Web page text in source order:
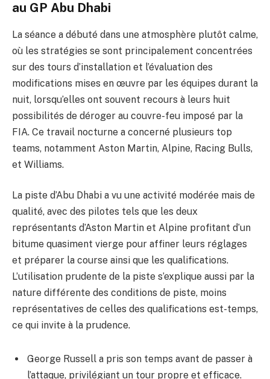
au GP Abu Dhabi
La séance a débuté dans une atmosphère plutôt calme,
où les stratégies se sont principalement concentrées
sur des tours d’installation et l’évaluation des
modifications mises en œuvre par les équipes durant la
nuit, lorsqu’elles ont souvent recours à leurs huit
possibilités de déroger au couvre-feu imposé par la
FIA. Ce travail nocturne a concerné plusieurs top
teams, notamment Aston Martin, Alpine, Racing Bulls,
et Williams.
La piste d’Abu Dhabi a vu une activité modérée mais de
qualité, avec des pilotes tels que les deux
représentants d’Aston Martin et Alpine profitant d’un
bitume quasiment vierge pour affiner leurs réglages
et préparer la course ainsi que les qualifications.
L’utilisation prudente de la piste s’explique aussi par la
nature différente des conditions de piste, moins
représentatives de celles des qualifications est-temps,
ce qui invite à la prudence.
George Russell a pris son temps avant de passer à
l’attaque, privilégiant un tour propre et efficace.